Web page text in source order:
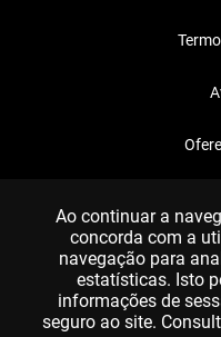
Ao continuar a
concorda com a
navegação para
estatísticas. Isto
informações de
seguro ao site.